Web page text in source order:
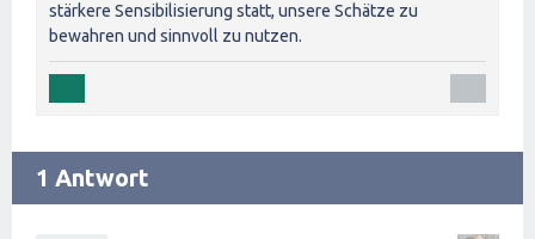
stärkere Sensibilisierung statt, unsere Schätze zu
bewahren und sinnvoll zu nutzen.
1 Antwort